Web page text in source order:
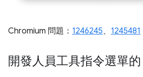
Chromium 問題： 1246245、 1245481
開發人員工具指令選單